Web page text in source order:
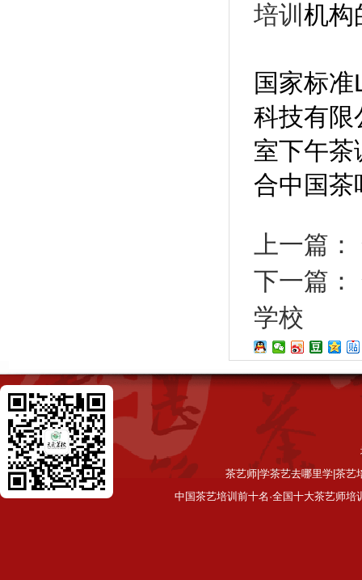
培训 机构
国家标
科技有限
室下午茶
合中国茶
上一篇：
下一篇：
学校
茶艺师|学茶艺去哪里学|茶艺
中国茶艺培训前十名·全国十大茶艺师培